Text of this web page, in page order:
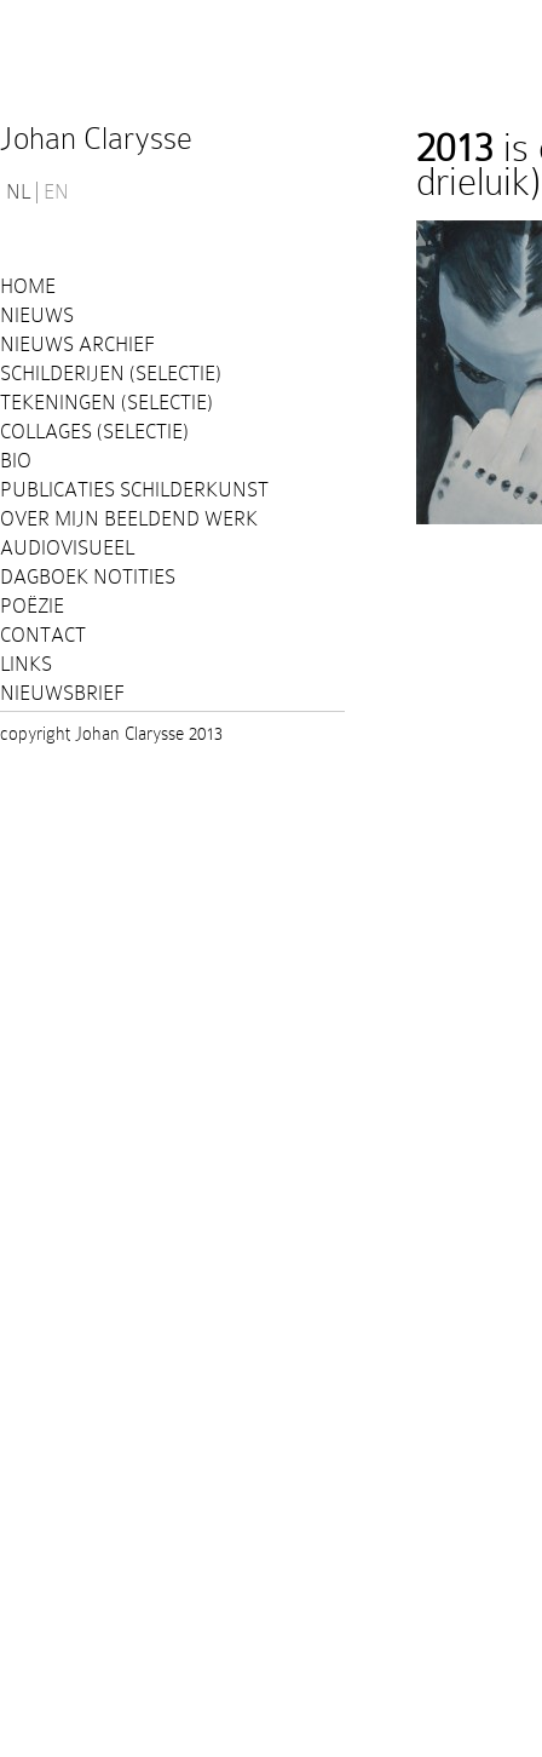
Johan Clarysse
NL EN
HOME
NIEUWS
NIEUWS ARCHIEF
SCHILDERIJEN (SELECTIE)
TEKENINGEN (SELECTIE)
COLLAGES (SELECTIE)
BIO
PUBLICATIES SCHILDERKUNST
OVER MIJN BEELDEND WERK
AUDIOVISUEEL
DAGBOEK NOTITIES
POËZIE
CONTACT
LINKS
NIEUWSBRIEF
2013 is
drieluik)
copyright Johan Clarysse 2013